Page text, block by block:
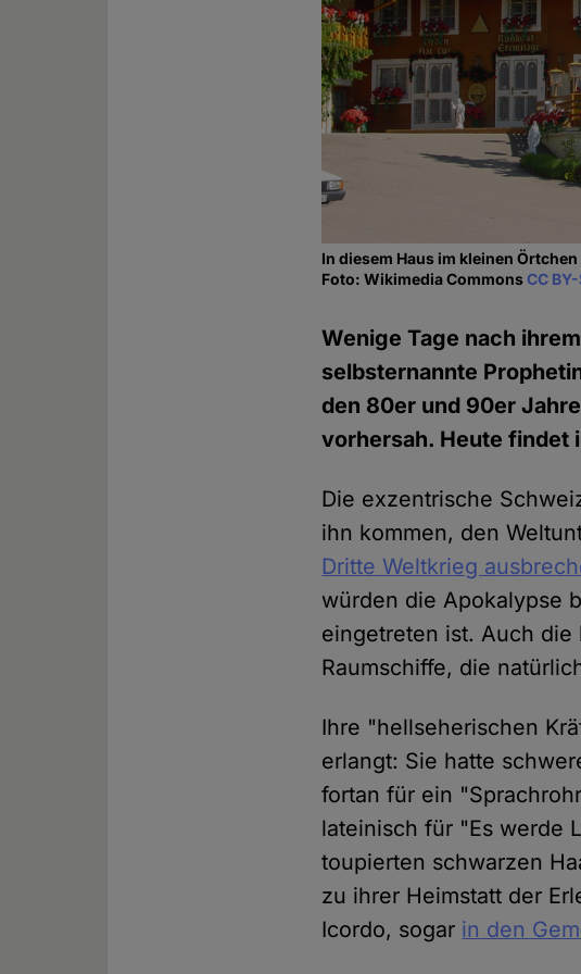
In diesem Haus im kleinen
Foto: Wikimedia CommonsCC
Wenige Tage nach
selbsternannte
den 80er und 90er
vorhersah. Heute findet
Die exzentrische
ihn kommen, den
Dritte Weltkrieg
würden die Apokalypse
eingetreten ist. Auch
Raumschiffe, die
Ihre "hellseherischen
erlangt: Sie hatte
fortan für ein
lateinisch für "Es werde
toupierten schwarzen
zu ihrer Heimstatt der
Icordo, sogar in den